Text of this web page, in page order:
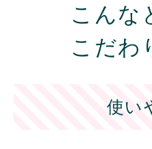
こんな
こだわ
使い